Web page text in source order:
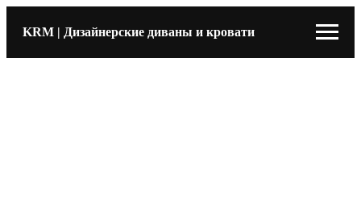
KRM | Дизайнерские диваны и кровати